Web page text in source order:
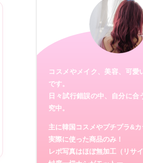
コスメやメイク、美容、可愛
です。
日々試行錯誤の中、自分に合
究中。
主に韓国コスメやプチプラ&カ
実際に使った商品のみ！
レポ写真はほぼ無加工（リサイ